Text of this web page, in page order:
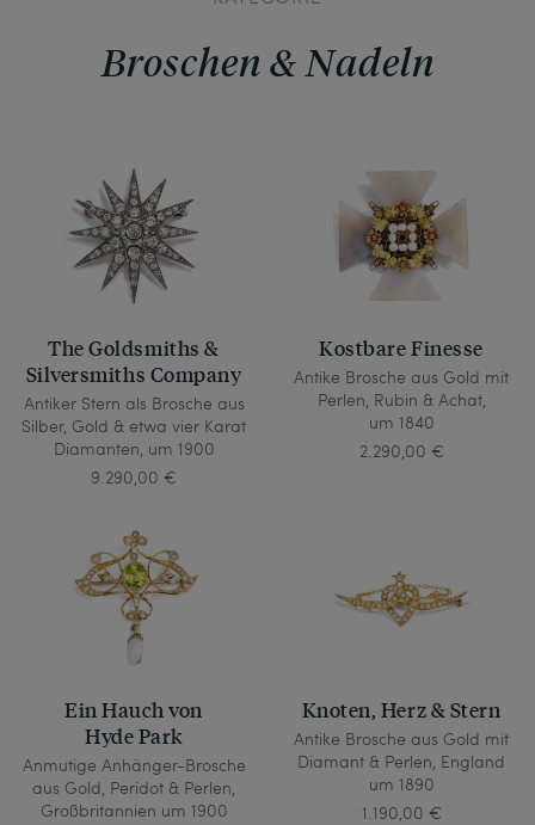
Broschen & Nadeln
The Goldsmiths &
Silversmiths Company
Antiker Stern als Brosche aus
Silber, Gold & etwa vier Karat
Diamanten, um 1900
9.290,00 €
Kostbare Finesse
Antike Brosche aus Gold mit
Perlen, Rubin & Achat,
um 1840
2.290,00 €
Ein Hauch von
Hyde Park
Anmutige Anhänger-Brosche
aus Gold, Peridot & Perlen,
Großbritannien um 1900
Knoten, Herz & Stern
Antike Brosche aus Gold mit
Diamant & Perlen, England
um 1890
1.190,00 €